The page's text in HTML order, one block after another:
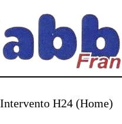
H24 (Home)